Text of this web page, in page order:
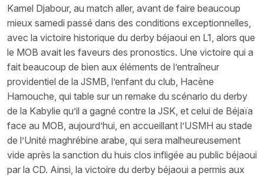
Kamel Djabour, au match aller, avant de faire beaucoup
mieux samedi passé dans des conditions exceptionnelles,
avec la victoire historique du derby béjaoui en L1, alors que
le MOB avait les faveurs des pronostics. Une victoire qui a
fait beaucoup de bien aux éléments de l’entraîneur
providentiel de la JSMB, l’enfant du club, Hacène
Hamouche, qui table sur un remake du scénario du derby
de la Kabylie qu’il a gagné contre la JSK, et celui de Béjaïa
face au MOB, aujourd’hui, en accueillant l’USMH au stade
de l’Unité maghrébine arabe, qui sera malheureusement
vide après la sanction du huis clos infligée au public béjaoui
par la CD. Ainsi, la victoire du derby béjaoui a permis aux